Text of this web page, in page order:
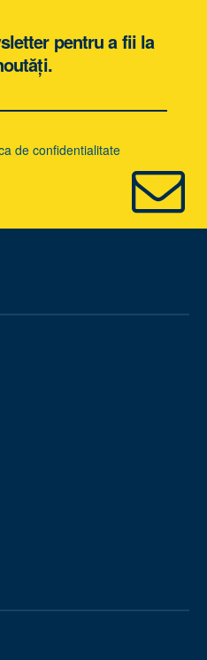
pentru a fii la
de confidentialitate